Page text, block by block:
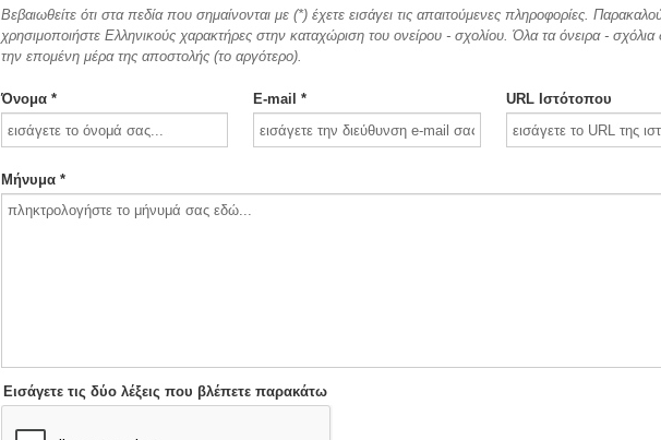
Βεβαιωθείτε ότι στα πεδία που σημαίνονται με (*) έχετε εισάγει τις απαιτούμενες πληροφορίες.
χρησιμοποιήστε Ελληνικούς χαρακτήρες στην καταχώριση του ονείρου - σχολίου. Όλα τα όνειρα - σχόλια
την επομένη μέρα της αποστολής (το αργότερο).
Όνομα * E-mail * URL Ιστότοπου
Μήνυμα *
Εισάγετε τις δύο λέξεις που βλέπετε παρακάτω